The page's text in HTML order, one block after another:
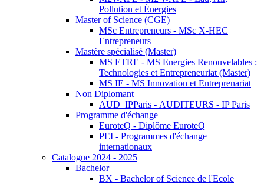
Pollution et Énergies
Master of Science (CGE)
MSc Entrepreneurs - MSc X-HEC
Entrepreneurs
Mastère spécialisé (Master)
MS ETRE - MS Energies Renouvelables :
Technologies et Entrepreneuriat (Master)
MS IE - MS Innovation et Entreprenariat
Non Diplomant
AUD_IPParis - AUDITEURS - IP Paris
Programme d'échange
EuroteQ - Diplôme EuroteQ
PEI - Programmes d'échange
internationaux
Catalogue 2024 - 2025
Bachelor
BX - Bachelor of Science de l'Ecole